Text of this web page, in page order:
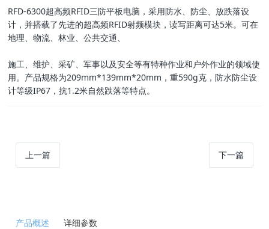
RFD-6300超高频RFID三防平板电脑，采用防水、防尘、放跌落设
计，并搭载了先进的超高频RFID射频模块，读写距离可达5米。可在
地理、物流、林业、公共交通、
施工、维护、采矿、军事以及安全等有特种作业和户外作业的领域使
用。产品规格为209mm*139mm*20mm，重590g克，防水防尘设
计等级IP67，抗1.2米自然跌落等特点。
上一篇 下一篇
产品概述 详细参数